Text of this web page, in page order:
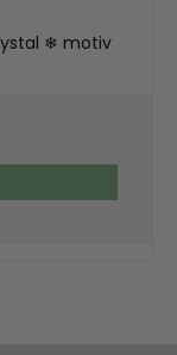
❄ motiv